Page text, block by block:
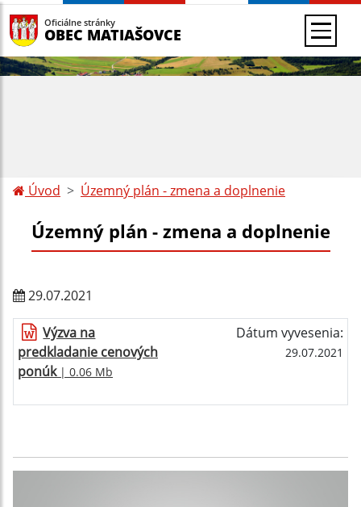
Oficiálne stránky
OBEC MATIAŠOVCE
Úvod Územný plán - zmena a doplnenie
Územný plán - zmena a doplnenie
29.07.2021
Výzva na
predkladanie cenových
ponúk| 0.06 Mb
Dátum vyvesenia:
29.07.2021